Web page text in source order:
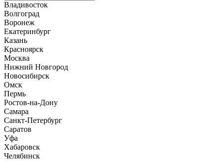
Владивосток
Волгоград
Воронеж
Екатеринбург
Казань
Красноярск
Москва
Нижний Новгород
Новосибирск
Омск
Пермь
Ростов-на-Дону
Самара
Санкт-Петербург
Саратов
Уфа
Хабаровск
Челябинск